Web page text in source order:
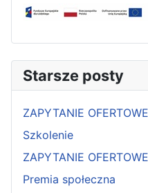
Starsze posty
ZAPYTANIE OFERTOWE
Szkolenie
ZAPYTANIE OFERTOWE
Premia społeczna